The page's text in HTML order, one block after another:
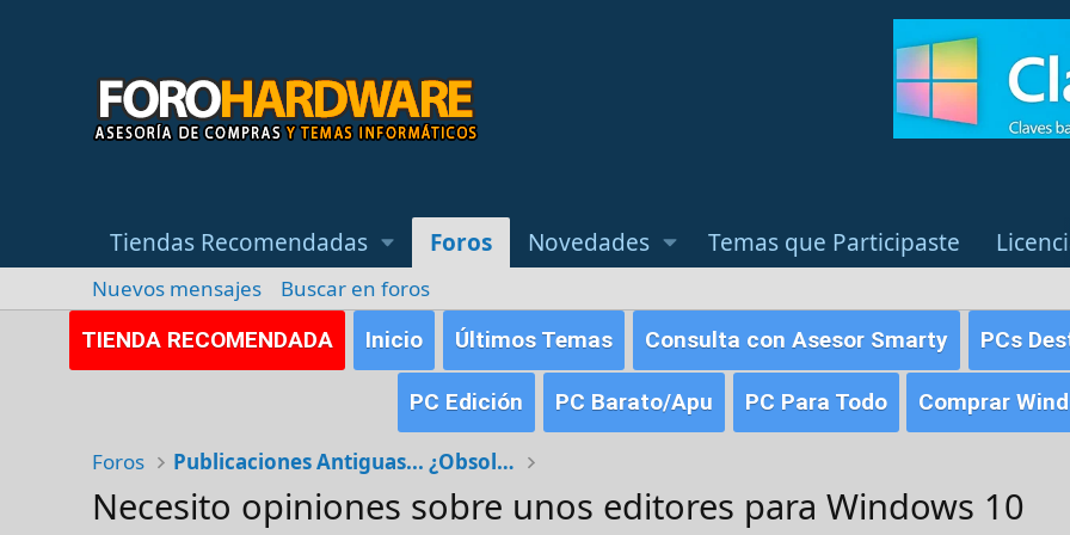
Tiendas Recomendadas Foros Novedades Temas que Participaste
Nuevos mensajes
Buscar en foros
TIENDA RECOMENDADA
Inicio Últimos Temas Consulta con Asesor Smarty PCs
PC Edición PC Barato/Apu PC Para Todo Comprar
Foros Publicaciones Antiguas... ¿Obsoletas?
Necesito opiniones sobre unos editores para Windows 10